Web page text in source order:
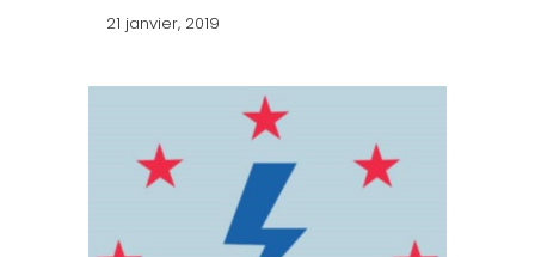
21 janvier, 2019